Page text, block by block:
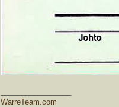
WarreTeam.com